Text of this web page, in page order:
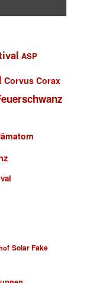
ASP
Corvus Corax
Solar Fake